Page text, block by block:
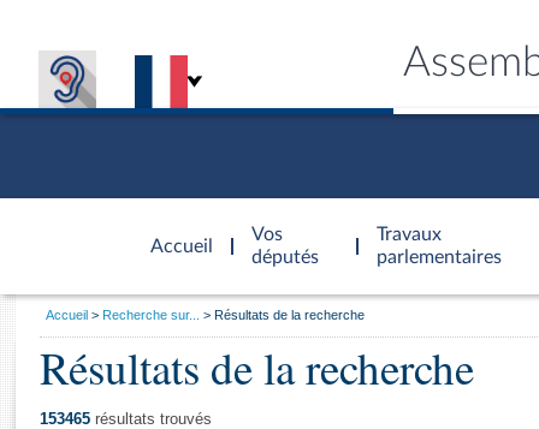
Accueil
d'accueil
Vos
députés
Travaux
parlementaires
Général
Vous
Accueil Recherche sur... Résultats de la recherche
Résultats de la recherche
153465 résultats trouvés